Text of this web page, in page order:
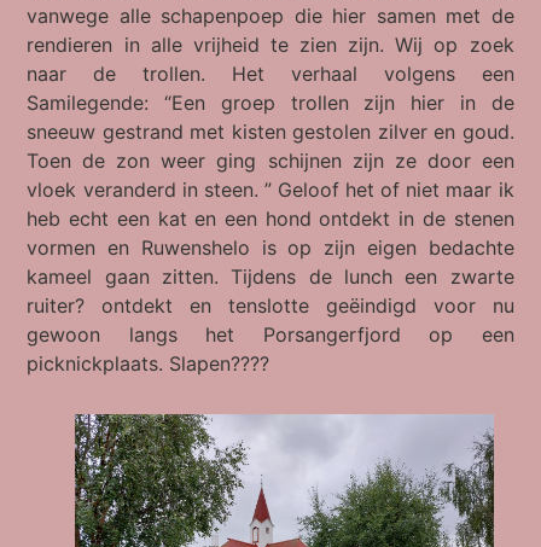
vanwege alle schapenpoep die hier samen met de
rendieren in alle vrijheid te zien zijn. Wij op zoek
naar de trollen. Het verhaal volgens een
Samilegende: “Een groep trollen zijn hier in de
sneeuw gestrand met kisten gestolen zilver en goud.
Toen de zon weer ging schijnen zijn ze door een
vloek veranderd in steen. ” Geloof het of niet maar ik
heb echt een kat en een hond ontdekt in de stenen
vormen en Ruwenshelo is op zijn eigen bedachte
kameel gaan zitten. Tijdens de lunch een zwarte
ruiter? ontdekt en tenslotte geëindigd voor nu
gewoon langs het Porsangerfjord op een
picknickplaats. Slapen????